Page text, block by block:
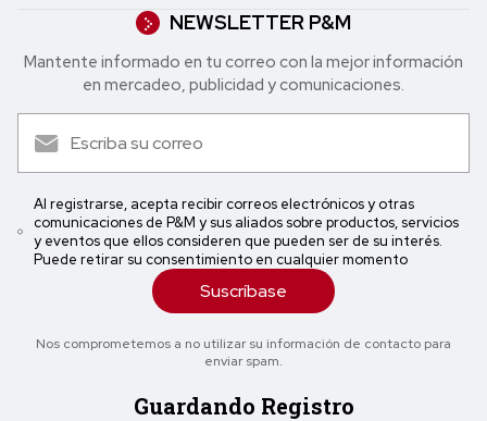
NEWSLETTER P&M
Mantente informado en tu correo con la mejor in formación
en mercadeo, publicidad y comunicaciones.
Al registrarse, acepta recibir correos electrónicos y otras
comunicaciones de P&M y sus aliados sobre productos, servicios
y eventos que ellos consideren que pueden ser de su interés.
Puede retirar su consentimiento en cualquier momento
Suscríbase
Nos comprometemos a no utilizar su información de contacto para
enviar spam.
Guardando Registro